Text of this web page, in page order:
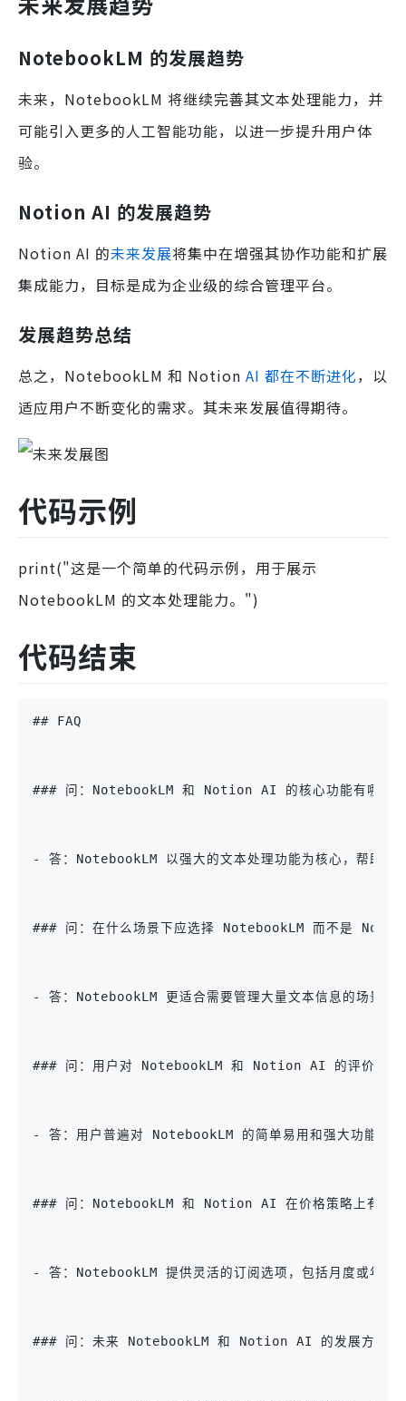
NotebookLM 的发展趋势
未来，NotebookLM 将继续完善其文本处理能力，并
可能引入更多的人工智能功能，以进一步提升用户体
验。
Notion AI 的发展趋势
Notion AI 的未来发展将集中在增强其协作功能和扩展
集成能力，目标是成为企业级的综合管理平台。
发展趋势总结
总之，NotebookLM 和 Notion AI 都在不断进化，以
适应用户不断变化的需求。其未来发展值得期待。
代码示例
print("这是一个简单的代码示例，用于展示
NotebookLM 的文本处理能力。")
代码结束
## FAQ
### 问：NotebookLM 和 Notion AI 的核心功能有哪些
- 答：NotebookLM 以强大的文本处理功能为核心，帮助用
### 问：在什么场景下应选择 NotebookLM 而不是
- 答：NotebookLM 更适合需要管理大量文本信息的场景，
### 问：用户对 NotebookLM 和 Notion AI 的评价有什
- 答：用户普遍对 NotebookLM 的简单易用和强大功能表
### 问：NotebookLM 和 Notion AI 在价格策略上有何
- 答：NotebookLM 提供灵活的订阅选项，包括月度或年度
### 问：未来 NotebookLM 和 Notion AI 的发展方向是